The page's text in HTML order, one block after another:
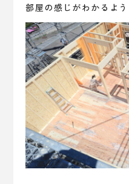
部屋の感じがわかるよ